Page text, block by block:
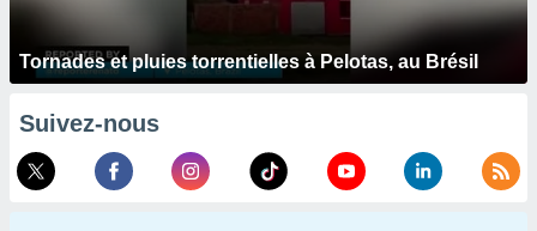
Tornades et pluies torrentielles à Pelotas, au Brésil
Suivez-nous